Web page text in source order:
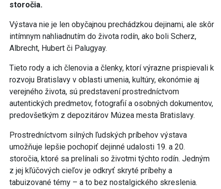
storočia.
Výstava nie je len obyčajnou prechádzkou dejinami, ale skôr
intímnym nahliadnutím do života rodín, ako boli Scherz,
Albrecht, Hubert či Palugyay.
Tieto rody a ich členovia a členky, ktorí výrazne prispievali k
rozvoju Bratislavy v oblasti umenia, kultúry, ekonómie aj
verejného života, sú predstavení prostredníctvom
autentických predmetov, fotografií a osobných dokumentov,
predovšetkým z depozitárov Múzea mesta Bratislavy.
Prostredníctvom silných ľudských príbehov výstava
umožňuje lepšie pochopiť dejinné udalosti 19. a 20.
storočia, ktoré sa prelínali so životmi týchto rodín. Jedným
z jej kľúčových cieľov je odkryť skryté príbehy a
tabuizované témy – a to bez nostalgického skreslenia.